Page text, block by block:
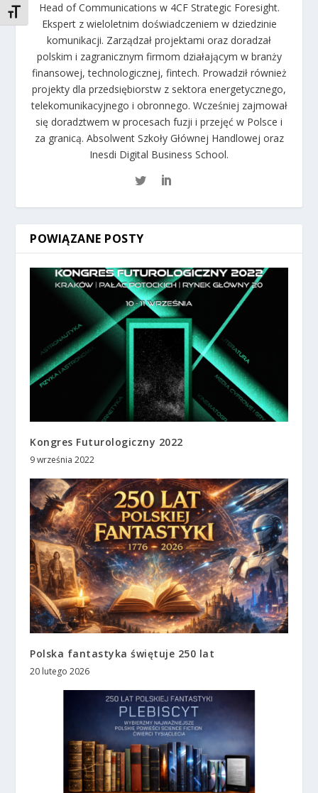
TOGGLE FONT SIZE
Head of Communications w 4CF Strategic Foresight.
Ekspert z wieloletnim doświadczeniem w dziedzinie
komunikacji. Zarządzał projektami oraz doradzał
polskim i zagranicznym firmom działającym w branży
finansowej, technologicznej, fintech. Prowadził również
projekty dla przedsiębiorstw z sektora energetycznego,
telekomunikacyjnego i obronnego. Wcześniej zajmował
się doradztwem w procesach fuzji i przejęć w Polsce i
za granicą. Absolwent Szkoły Głównej Handlowej oraz
Inesdi Digital Business School.
POWIĄZANE POSTY
Kongres Futurologiczny 2022
9 września 2022
Polska fantastyka świętuje 250 lat
20 lutego 2026